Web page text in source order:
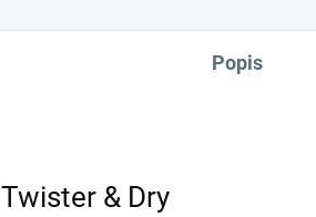
Popis
Twister & Dry